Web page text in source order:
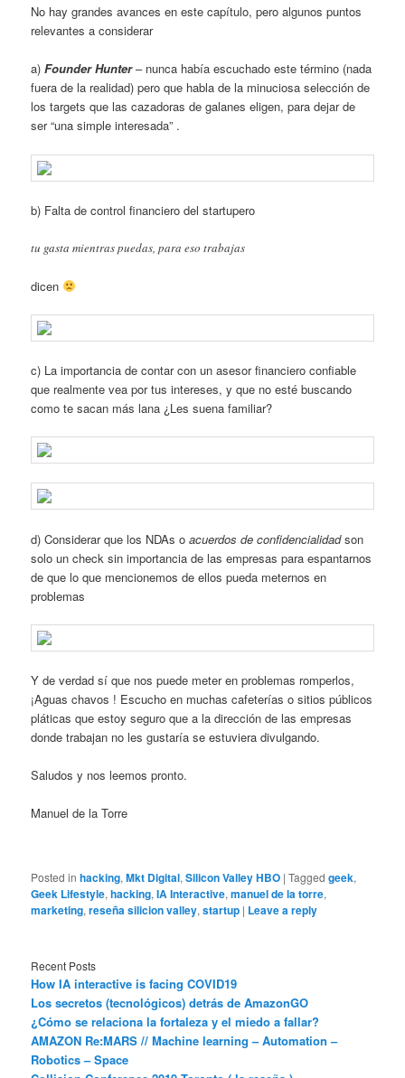
No hay grandes avances en este capítulo, pero algunos puntos
relevantes a considerar
a)Founder Hunter– nunca había escuchado este término (nada
fuera de la realidad) pero que habla de la minuciosa selección de
los targets que las cazadoras de galanes eligen, para dejar de
ser “una simple interesada” .
b) Falta de control financiero del startupero
tu gasta mientras puedas, para eso trabajas
dicen
c) La importancia de contar con un asesor financiero confiable
que realmente vea por tus intereses, y que no esté buscando
como te sacan más lana ¿Les suena familiar?
d) Considerar que los NDAs oacuerdos de confidencialidadson
solo un check sin importancia de las empresas para espantarnos
de que lo que mencionemos de ellos pueda meternos en
problemas
Y de verdad sí que nos puede meter en problemas romperlos,
¡Aguas chavos ! Escucho en muchas cafeterías o sitios públicos
pláticas que estoy seguro que a la dirección de las empresas
donde trabajan no les gustaría se estuviera divulgando.
Saludos y nos leemos pronto.
Manuel de la Torre
Posted in hacking,Mkt Digital,Silicon Valley HBO |Tagged geek,
Geek Lifestyle,hacking,IA Interactive,manuel de la torre,
marketing,reseña silicion valley,startup | Leave a reply
Recent Posts
How IA interactive is facing COVID19
Los secretos (tecnológicos) detrás de AmazonGO
¿Cómo se relaciona la fortaleza y el miedo a fallar?
AMAZON Re:MARS // Machine learning – Automation –
Robotics – Space